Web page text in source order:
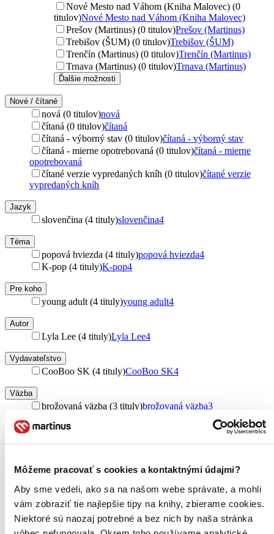
Môžeme pracovať s cookies a kontaktnými údajmi?
Aby sme vedeli, ako sa na našom webe správate, a mohli
vám zobraziť tie najlepšie tipy na knihy, zbierame cookies.
Niektoré sú naozaj potrebné a bez nich by naša stránka
Nové Mesto nad Váhom (Kniha Malovec) (0
titulov)Nové Mesto nad Váhom (Kniha Malovec)
Prešov (Martinus) (0 titulov)Prešov (Martinus)
Trebišov (ŠUM) (0 titulov)Trebišov (ŠUM)
Trenčín (Martinus) (0 titulov)Trenčín (Martinus)
Trnava (Martinus) (0 titulov)Trnava (Martinus)
Ďalšie možnosti
Nové / čítané
nová (0 titulov)nová
čítaná (0 titulov)čítaná
čítaná - výborný stav (0 titulov)čítaná - výborný stav
čítaná - mierne opotrebovaná (0 titulov)čítaná - mierne
opotrebovaná
čítané verzie vypredaných kníh (0 titulov)čítané verzie
vypredaných kníh
Jazyk
slovenčina (4 tituly)slovenčina4
Téma
popová hviezda (4 tituly)popová hviezda4
K-pop (4 tituly)K-pop4
Pre koho
young adult (4 tituly)young adult4
Autor
Lyla Lee (4 tituly)Lyla Lee4
Vydavateľstvo
CooBoo SK (4 tituly)CooBoo SK4
Väzba
brožovaná väzba (3 tituly)brožovaná väzba3
Formát
E-kniha: MOBI (1 titul)
E-kniha: MOBI
Zúžiť výber
Zoradiť